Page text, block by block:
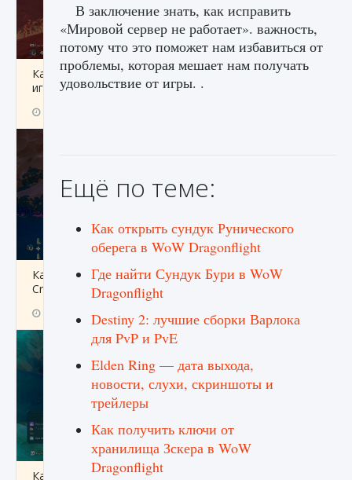
Как приручить существ джунглей Нари в
игре Creatures of Ava
Как разблокировать заклинание Крист в
Creatures of Ava
9 августа 2024 0
Как приручить существ из степей Тамура в
В заключение знать, как исправить
«Мировой сервер не работает». важность,
потому что это поможет нам избавиться от
проблемы, которая мешает нам получать
удовольствие от игры. .
Ещё по теме:
Как открыть сундук Рунического
оберега в WoW Dragonflight
Где найти Сундук Бури в WoW
Dragonflight
Destiny 2: лучшие сборки Варлока
для PvP и PvE
Elden Ring — дата выхода,
новости, слухи, скриншоты и
трейлеры
Как получить ключи от
хранилища Зскера в WoW
Dragonflight